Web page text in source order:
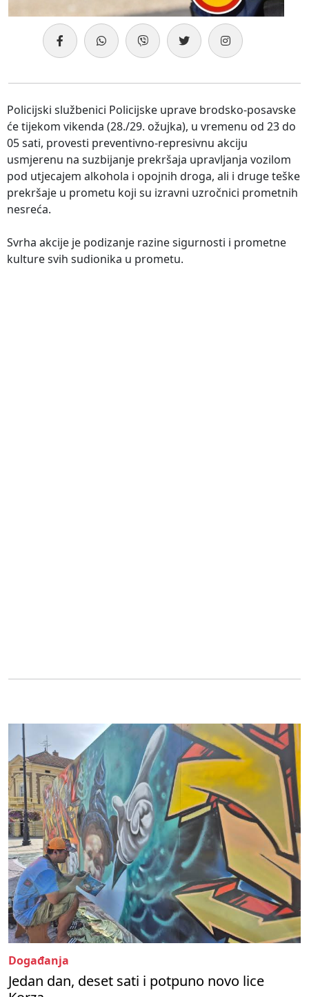
Policijski službenici Policijske uprave brodsko-posavske
će tijekom vikenda (28./29. ožujka), u vremenu od 23 do
05 sati, provesti preventivno-represivnu akciju
usmjerenu na suzbijanje prekršaja upravljanja vozilom
pod utjecajem alkohola i opojnih droga, ali i druge teške
prekršaje u prometu koji su izravni uzročnici prometnih
nesreća.
Svrha akcije je podizanje razine sigurnosti i prometne
kulture svih sudionika u prometu.
Događanja
Jedan dan, deset sati i potpuno novo lice